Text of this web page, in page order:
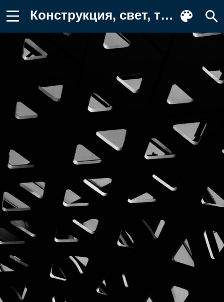
Конструкция, свет, тень Фотография